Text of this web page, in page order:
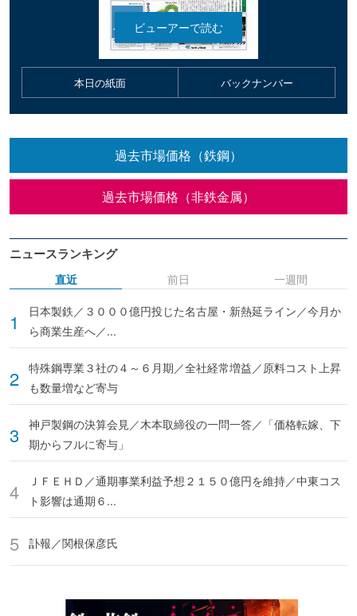
本日の紙面 バックナンバー
過去市場価格（鉄鋼）
過去市場価格（非鉄金属）
ニュースランキング
直近
日本製鉄／３０００億円投じた名古屋・新熱延ライン／今月か
ら商業生産へ／...
特殊鋼専業３社の４～６月期／全社経常増益／原料コスト上昇
も数量増など寄与
神戸製鋼の決算会見／木本取締役の一問一答／「価格転嫁、下
期からフルに寄与」
ＪＦＥＨＤ／通期事業利益予想２１５０億円を維持／中東コス
ト影響は通期６...
訃報／関根保彦氏
前日 一週間